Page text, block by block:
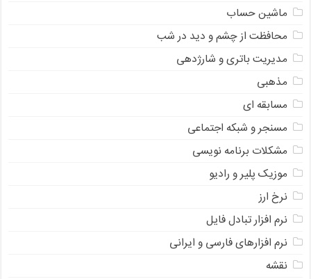
ماشین حساب
محافظت از چشم و دید در شب
مدیریت باتری و شارژدهی
مذهبی
مسابقه ای
مسنجر و شبکه اجتماعی
مشکلات برنامه نویسی
موزیک پلیر و رادیو
نرخ ارز
ﻧﺮﻡ ﺍﻓﺰﺍﺭ ﺗﺒﺎﺩﻝ ﻓﺎﻳﻞ
نرم افزارهای فارسی و ایرانی
نقشه